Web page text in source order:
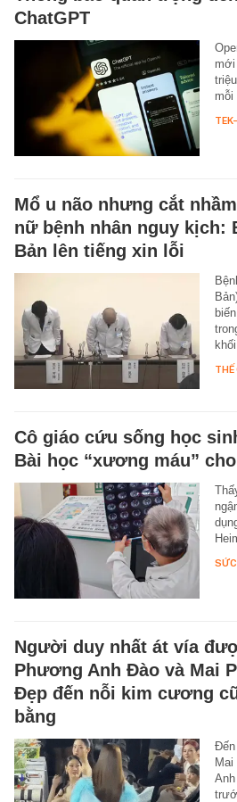
ChatGPT
mới
mỗi
Mổ u não nhưng cắt
nữ bệnh nhân nguy kịch:
Bản lên tiếng xin lỗi
THẾ
Cô giáo cứu sống học
Bài học “xương máu”
SỨC
Người duy nhất át vía
Phương Anh Đào và Mai
Đẹp đến nỗi kim cương
bằng
Đến